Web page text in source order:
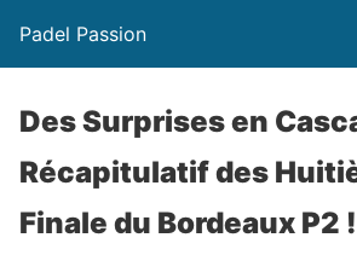
Padel Passion
Des Surprises en
Récapitulatif des
Finale du Bordeaux P2 !